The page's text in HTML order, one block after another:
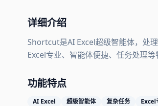
详细介绍
Shortcut是AI Excel超级智能体，处
Excel专业、智能体便捷、任务处理等
功能特点
AI Excel 超级智能体 复杂任务 Excel